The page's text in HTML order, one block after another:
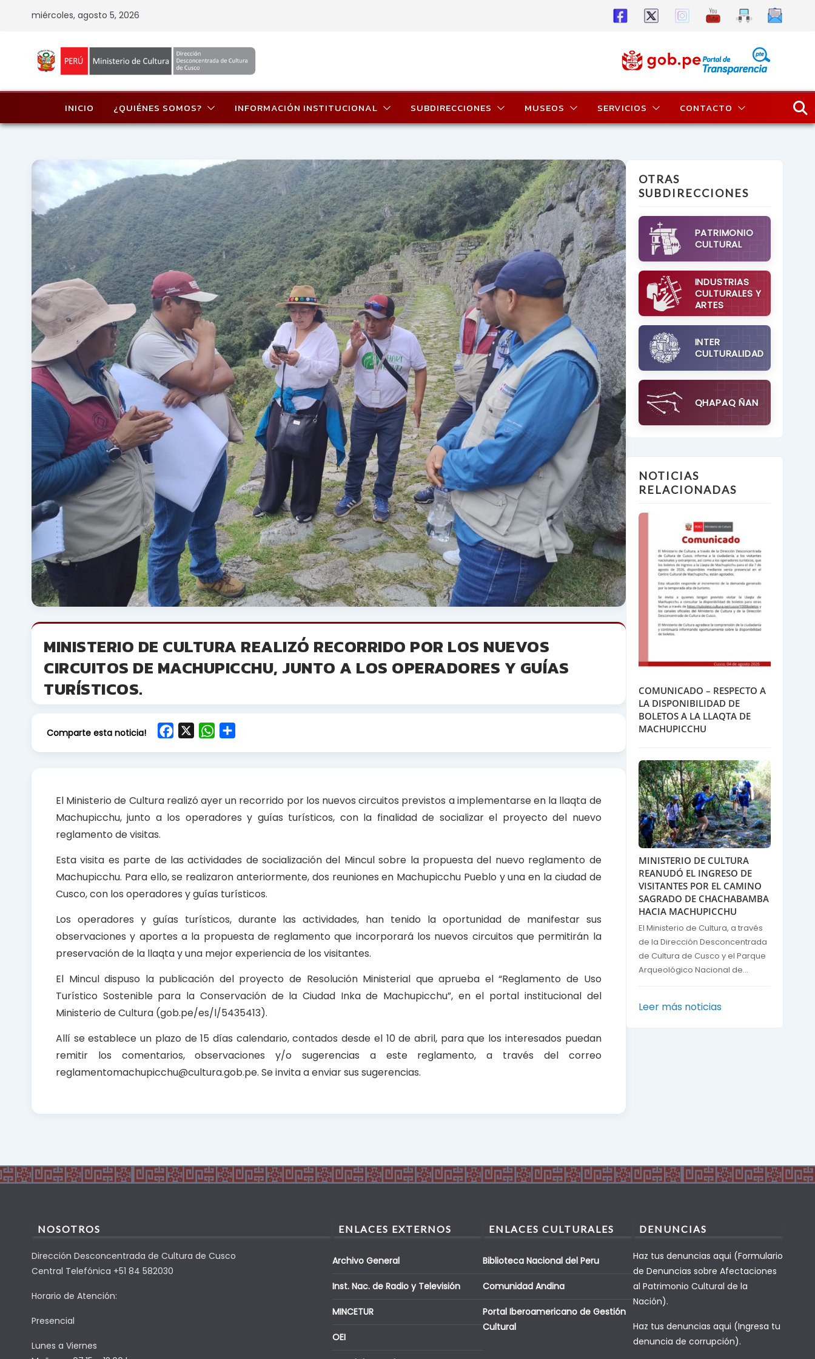
miércoles, agosto 5, 2026
INICIO ¿QUIÉNES SOMOS? INFORMACIÓN INSTITUCIONAL SUBDIRECCIONES MUSEOS SERVICIOS CONTACTO
MINISTERIO DE CULTURA REALIZÓ RECORRIDO POR LOS NUEVOS
CIRCUITOS DE MACHUPICCHU, JUNTO A LOS OPERADORES Y GUÍAS
TURÍSTICOS.
Comparte esta noticia!
o
W
p
El Ministerio de Cultura realizó ayer un recorrido por los nuevos circuitos previstos a implementarse en la llaqta de
Machupicchu, junto a los operadores y guías turísticos, con la finalidad de socializar el proyecto del nuevo
reglamento de visitas.
Esta visita es parte de las actividades de socialización del Mincul sobre la propuesta del nuevo reglamento de
Machupicchu. Para ello, se realizaron anteriormente, dos reuniones en Machupicchu Pueblo y una en la ciudad de
Cusco, con los operadores y guías turísticos.
Los operadores y guías turísticos, durante las actividades, han tenido la oportunidad de manifestar sus
observaciones y aportes a la propuesta de reglamento que incorporará los nuevos circuitos que permitirán la
preservación de la llaqta y una mejor experiencia de los visitantes.
El Mincul dispuso la publicación del proyecto de Resolución Ministerial que aprueba el “Reglamento de Uso
Turístico Sostenible para la Conservación de la Ciudad Inka de Machupicchu”, en el portal institucional del
Ministerio de Cultura (gob.pe/es/l/5435413).
Allí se establece un plazo de 15 días calendario, contados desde el 10 de abril, para que los interesados puedan
remitir los comentarios, observaciones y/o sugerencias a este reglamento, a través del correo
reglamentomachupicchu@cultura.gob.pe. Se invita a enviar sus sugerencias.
OTRAS
SUBDIRECCIONES
PATRIMONIO
CULTURAL
INDUSTRIAS
CULTURALES Y
ARTES
INTER
CULTURALIDAD
QHAPAQ ÑAN
NOTICIAS
RELACIONADAS
COMUNICADO – RESPECTO A
LA DISPONIBILIDAD DE
BOLETOS A LA LLAQTA DE
MACHUPICCHU
MINISTERIO DE CULTURA
REANUDÓ EL INGRESO DE
VISITANTES POR EL CAMINO
SAGRADO DE CHACHABAMBA
HACIA MACHUPICCHU
El Ministerio de Cultura, a través
de la Dirección Desconcentrada
de Cultura de Cusco y el Parque
Arqueológico Nacional de...
Leer más noticias
NOSOTROS
Dirección Desconcentrada de Cultura de Cusco
Central Telefónica +51 84 582030
Horario de Atención:
Presencial
Lunes a Viernes
ENLACES EXTERNOS
Archivo General
Inst. Nac. de Radio y Televisión
MINCETUR
OEI
ENLACES CULTURALES
Biblioteca Nacional del Peru
Comunidad Andina
Portal Iberoamericano de Gestión
Cultural
DENUNCIAS
Haz tus denuncias aqui (Formulario
de Denuncias sobre Afectaciones
al Patrimonio Cultural de la
Nación).
Haz tus denuncias aqui (Ingresa tu
denuncia de corrupción).